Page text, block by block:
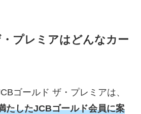
プレミアはどんなカー
ゴールド ザ・プレミアは、
たしたJCBゴールド会員に案